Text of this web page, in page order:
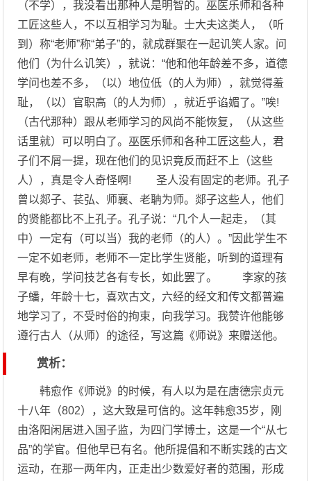
（不学），我没看出那种人是明智的。巫医乐师和各种
工匠这些人，不以互相学习为耻。士大夫这类人，（听
到）称“老师”称“弟子”的，就成群聚在一起讥笑人家。问
他们（为什么讥笑），就说：“他和他年龄差不多，道德
学问也差不多，（以）地位低（的人为师），就觉得羞
耻，（以）官职高（的人为师），就近乎谄媚了。”唉!
（古代那种）跟从老师学习的风尚不能恢复，（从这些
话里就）可以明白了。巫医乐师和各种工匠这些人，君
子们不屑一提，现在他们的见识竟反而赶不上（这些
人），真是令人奇怪啊! 圣人没有固定的老师。孔子
曾以郯子、苌弘、师襄、老聃为师。郯子这些人，他们
的贤能都比不上孔子。孔子说：“几个人一起走，（其
中）一定有（可以当）我的老师（的人）。”因此学生不
一定不如老师，老师不一定比学生贤能，听到的道理有
早有晚，学问技艺各有专长，如此罢了。 李家的孩
子蟠，年龄十七，喜欢古文，六经的经文和传文都普遍
地学习了，不受时俗的拘束，向我学习。我赞许他能够
遵行古人（从师）的途径，写这篇《师说》来赠送他。
赏析：
韩愈作《师说》的时候，有人以为是在唐德宗贞元
十八年（802），这大致是可信的。这年韩愈35岁，刚
由洛阳闲居进入国子监，为四门学博士，这是一个“从七
品”的学官。但他早已有名。他所提倡和不断实践的古文
运动，在那一两年内，正走出少数爱好者的范围，形成